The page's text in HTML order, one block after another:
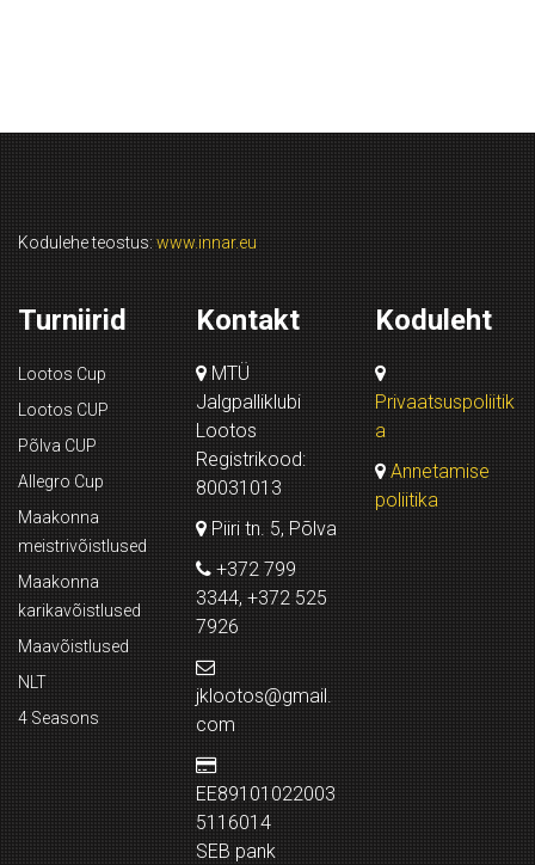
Kodulehe teostus: www.innar.eu
Turniirid
Lootos Cup
Lootos CUP
Põlva CUP
Allegro Cup
Maakonna
meistrivõistlused
Maakonna
karikavõistlused
Maavõistlused
NLT
4 Seasons
Kontakt
MTÜ
Jalgpalliklubi
Lootos
Registrikood:
80031013
Piiri tn. 5, Põlva
+372 799
3344, +372 525
7926
jklootos@gmail.
com
EE89101022003
5116014
SEB pank
Koduleht
Privaatsuspoliitik
a
Annetamise
poliitika